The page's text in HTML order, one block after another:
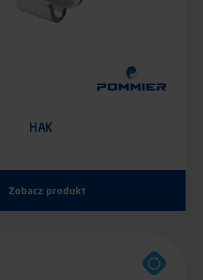
HAK
Zobacz produkt